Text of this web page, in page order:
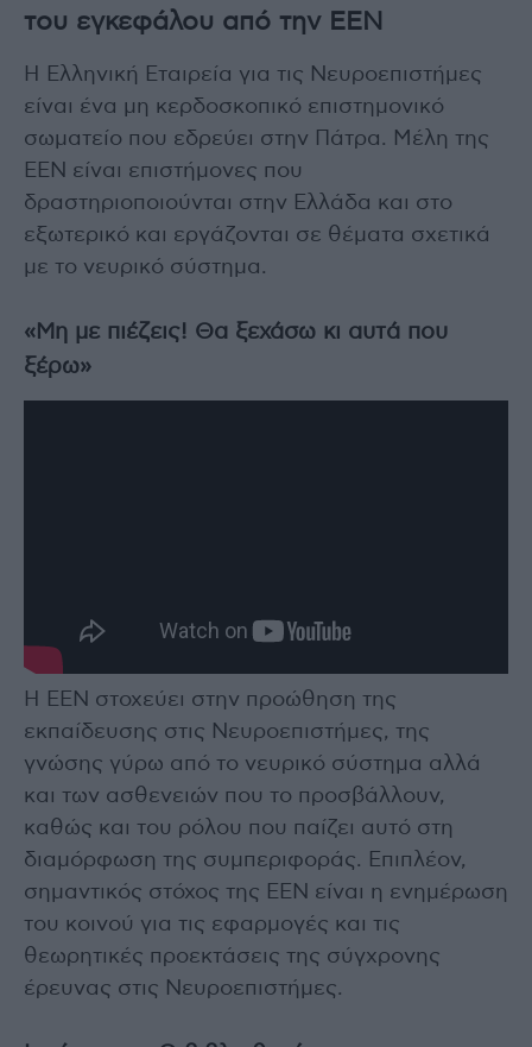
του εγκεφάλου από την ΕΕΝ
Η Ελληνική Εταιρεία για τις Νευροεπιστήμες
είναι ένα μη κερδοσκοπικό επιστημονικό
σωματείο που εδρεύει στην Πάτρα. Μέλη της
ΕΕΝ είναι επιστήμονες που
δραστηριοποιούνται στην Ελλάδα και στο
εξωτερικό και εργάζονται σε θέματα σχετικά
με το νευρικό σύστημα.
«Μη με πιέζεις! Θα ξεχάσω κι αυτά που
ξέρω»
Η ΕΕΝ στοχεύει στην προώθηση της
εκπαίδευσης στις Νευροεπιστήμες, της
γνώσης γύρω από το νευρικό σύστημα αλλά
και των ασθενειών που το προσβάλλουν,
καθώς και του ρόλου που παίζει αυτό στη
διαμόρφωση της συμπεριφοράς. Επιπλέον,
σημαντικός στόχος της ΕΕΝ είναι η ενημέρωση
του κοινού για τις εφαρμογές και τις
θεωρητικές προεκτάσεις της σύγχρονης
έρευνας στις Νευροεπιστήμες.